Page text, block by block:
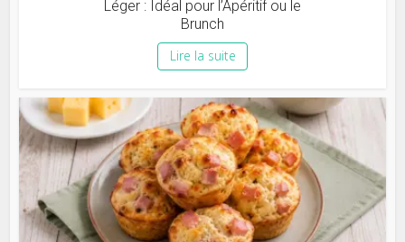
Léger : Idéal pour l’Apéritif ou le
Brunch
Lire la suite